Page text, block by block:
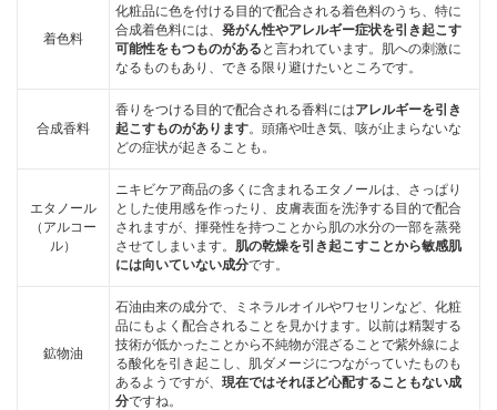
着色料
化粧品に色を付ける目的で配合される着色料のうち、特に
合成着色料には、 発がん性やアレルギー症状を引き起こす
可能性をもつものがある と言われています。肌への刺激に
なるものもあり、できる限り避けたいところです。
合成香料
香りをつける目的で配合される香料にはアレルギーを引き
起こすものがあります。頭痛や吐き気、咳が止まらないな
どの症状が起きることも。
エタノール
（アルコー
ル）
ニキビケア商品の多くに含まれるエタノールは、さっぱり
とした使用感を作ったり、皮膚表面を洗浄する目的で配合
されますが、揮発性を持つことから肌の水分の一部を蒸発
させてしまいます。 肌の乾燥を引き起こすことから敏感肌
には向いていない成分です。
鉱物油
石油由来の成分で、ミネラルオイルやワセリンなど、化粧
品にもよく配合されることを見かけます。以前は精製する
技術が低かったことから不純物が混ざることで紫外線によ
る酸化を引き起こし、肌ダメージにつながっていたものも
あるようですが、 現在ではそれほど心配することもない成
分ですね。